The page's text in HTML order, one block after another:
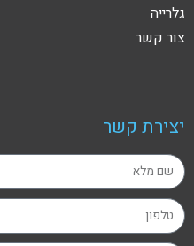
גלרייה
צור קשר
יצירת קשר